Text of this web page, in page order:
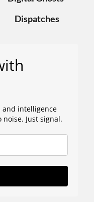
Dispatches
and intelligence
Just signal.